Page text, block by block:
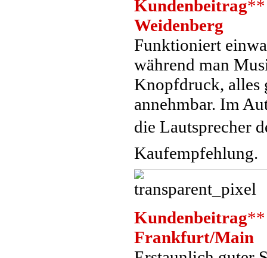
Kundenbeitrag**
Weidenberg
Funktioniert
während man
Knopfdruck, alles
annehmbar. Im
die Lautsprecher
Kaufempfehlung.
Kundenbeitrag**
Frankfurt/Main